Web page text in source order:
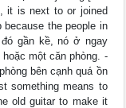
it is next to or joined
because the people in
gần kề, nó ở ngay
một căn phòng. -
bên cạnh quá ồn
something means to
old guitar to make it